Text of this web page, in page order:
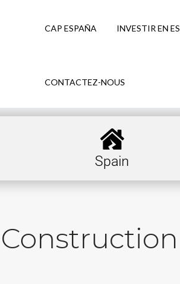
CAP ESPAÑA INVESTIR EN
CONTACTEZ-NOUS
Spain